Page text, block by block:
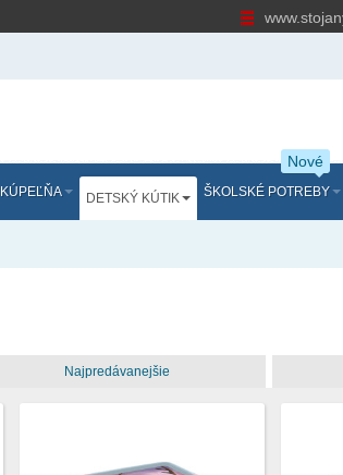
KÚPEĽŇA DETSKÝ KÚTIK ŠKOLSKÉ POTREBY
Nové
Najpredávanejšie